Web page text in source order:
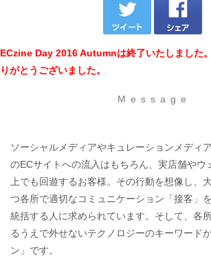
ECzine Day 2016 Autumnは終了いたしました
りがとうございました。
Message
ソーシャルメディアやキュレーションメディ
のECサイトへの流入はもちろん、実店舗やウ
上でも回遊するお客様。その行動を想像し、
つ各所で適切なコミュニケーション「接客」
統括する人に求められています。そして、各
るうえで外せないテクノロジーのキーワード
ン」です。